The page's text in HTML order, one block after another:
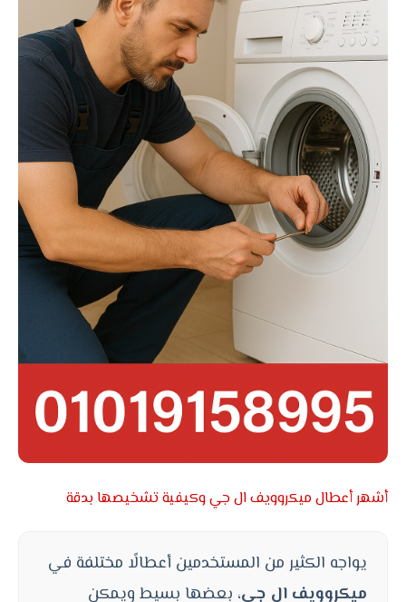
أشهر أعطال ميكروويف ال جي وكيفية تشخيصها بدقة
يواجه الكثير من المستخدمين أعطالًا مختلفة في
ميكروويف ال جي، بعضها بسيط ويمكن